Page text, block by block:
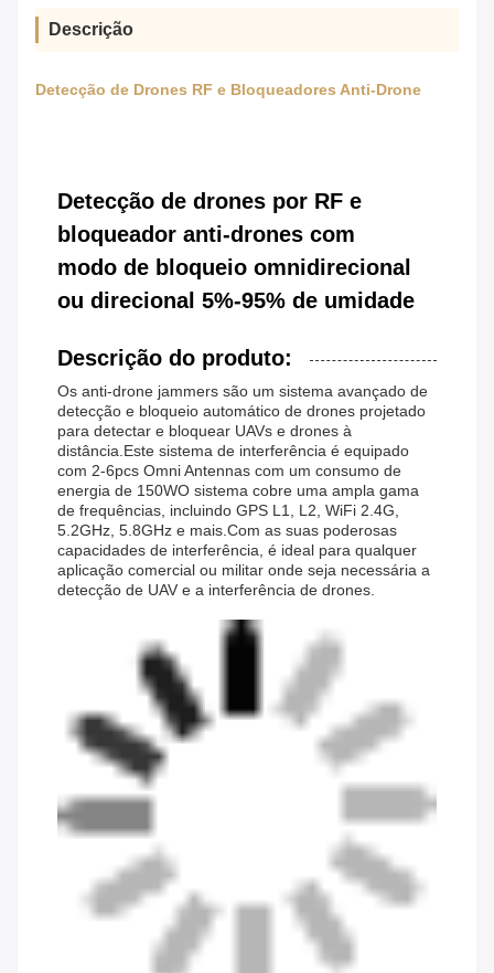
Descrição
Detecção de Drones RF e Bloqueadores Anti-Drone
Detecção de drones por RF e
bloqueador anti-drones com
modo de bloqueio omnidirecional
ou direcional 5%-95% de umidade
Descrição do produto:
Os anti-drone jammers são um sistema avançado de
detecção e bloqueio automático de drones projetado
para detectar e bloquear UAVs e drones à
distância.Este sistema de interferência é equipado
com 2-6pcs Omni Antennas com um consumo de
energia de 150WO sistema cobre uma ampla gama
de frequências, incluindo GPS L1, L2, WiFi 2.4G,
5.2GHz, 5.8GHz e mais.Com as suas poderosas
capacidades de interferência, é ideal para qualquer
aplicação comercial ou militar onde seja necessária a
detecção de UAV e a interferência de drones.